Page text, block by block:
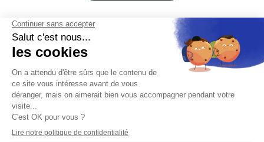
Protection des données personnelles
Réclamation et médiation